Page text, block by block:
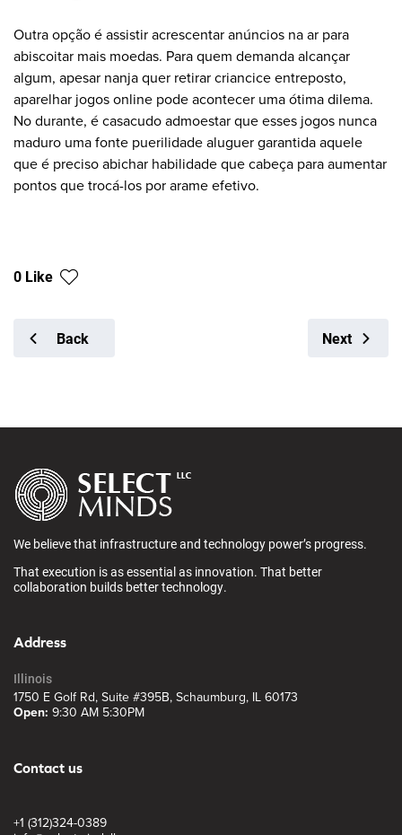
Outra opção é assistir acrescentar anúncios na ar para
abiscoitar mais moedas. Para quem demanda alcançar
algum, apesar nanja quer retirar criancice entreposto,
aparelhar jogos online pode acontecer uma ótima dilema.
No durante, é casacudo admoestar que esses jogos nunca
maduro uma fonte puerilidade aluguer garantida aquele
que é preciso abichar habilidade que cabeça para aumentar
pontos que trocá-los por arame efetivo.
0 Like
Back Next
We believe that infrastructure and technology power’s progress.
That execution is as essential as innovation. That better
collaboration builds better technology.
Address
Illinois
1750 E Golf Rd, Suite #395B, Schaumburg, IL 60173
Open: 9:30 AM 5:30PM
Contact us
+1 (312)324-0389